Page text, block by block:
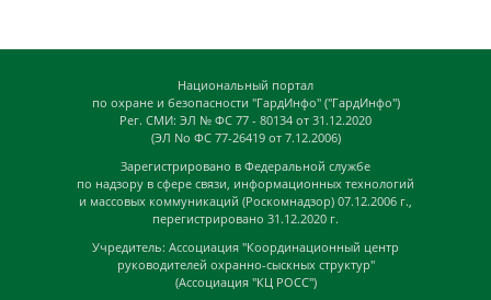
Национальный портал
по охране и безопасности "ГардИнфо" ("ГардИнфо")
Рег. СМИ: ЭЛ № ФС 77 - 80134 от 31.12.2020
(ЭЛ No ФС 77-26419 от 7.12.2006)
Зарегистрировано в Федеральной службе
по надзору в сфере связи, информационных технологий
и массовых коммуникаций (Роскомнадзор) 07.12.2006 г.,
перегистрировано 31.12.2020 г.
Учредитель: Ассоциация "Координационный центр
руководителей охранно-сыскных структур"
(Ассоциация "КЦ РОСС")